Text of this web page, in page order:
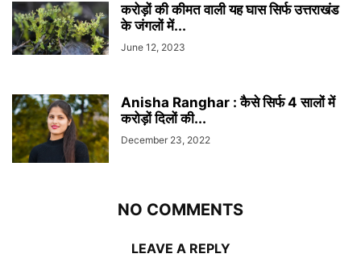
करोड़ों की कीमत वाली यह घास सिर्फ उत्तराखंड
के जंगलों में...
June 12, 2023
Anisha Ranghar : कैसे सिर्फ 4 सालों में
करोड़ों दिलों की...
December 23, 2022
NO COMMENTS
LEAVE A REPLY